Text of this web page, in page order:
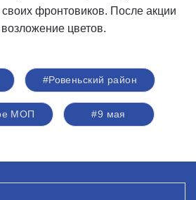
фронтовиков. После акции
цветов.
#Ровеньский район
МОП #9 мая